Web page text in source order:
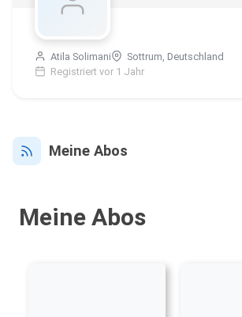
Atila Solimani
Sottrum, Deutschland
Registriert vor 1 Jahr
Meine Abos
Meine Abos